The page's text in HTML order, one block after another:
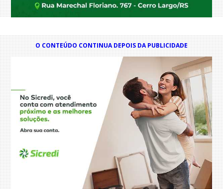
O CONTEÚDO CONTINUA DEPOIS DA PUBLICIDADE